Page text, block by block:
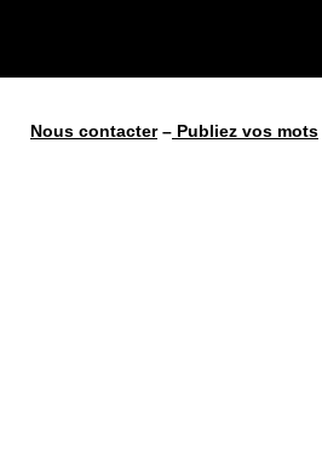
Nous contacter– Publiez vos mots